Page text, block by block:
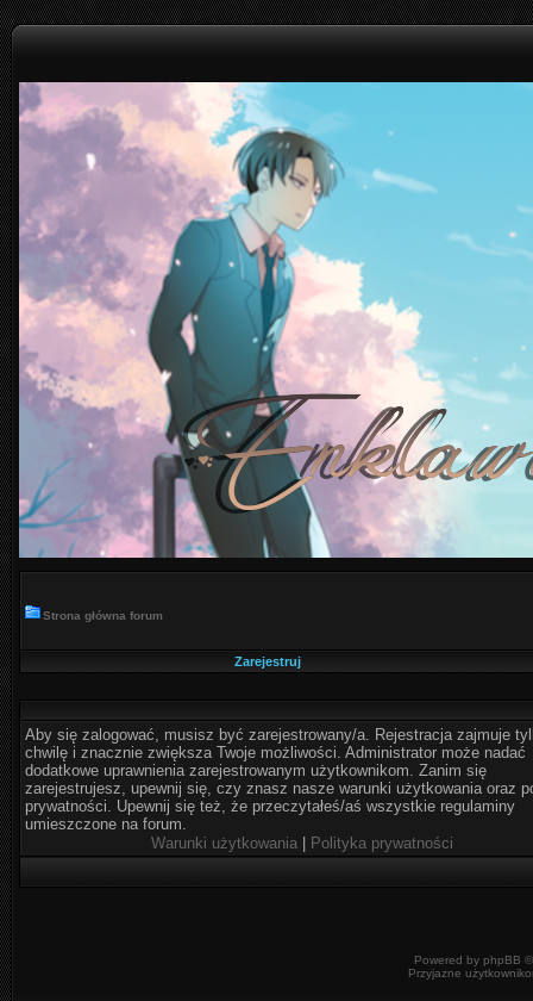
Strona główna forum
Zarejestruj
Aby się zalogować, musisz być zarejestrowany/a. Rejestracja zajmuje
chwilę i znacznie zwiększa Twoje możliwości. Administrator może nadać
dodatkowe uprawnienia zarejestrowanym użytkownikom. Zanim się
zarejestrujesz, upewnij się, czy znasz nasze warunki użytkowania oraz
prywatności. Upewnij się też, że przeczytałeś/aś wszystkie regulaminy
umieszczone na forum.
Warunki użytkowania| Polityka prywatności
Powered by phpBB
Przyjazne